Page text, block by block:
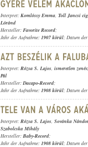
Interpret: Komlóssy Emma, Toll Jancsi
Lóránd
Hersteller: Favorite Record;
Jahr der Aufnahme: 1907 körül; Datum
Interpret: Rózsa S. Lajos, ismeretlen
Pál
Hersteller:Dacapo-Record;
Jahr der Aufnahme: 1908 körül; Datum
Interpret: Rózsa S. Lajos, Sovánka
Szabolcska Mihály
Hersteller: Baby-Record;
Jahr der Aufnahme: 1908 körül; Datum